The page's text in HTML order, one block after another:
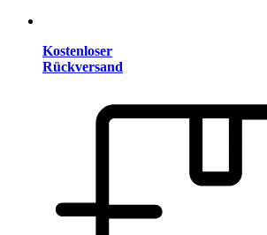
Kostenloser
Rückversand